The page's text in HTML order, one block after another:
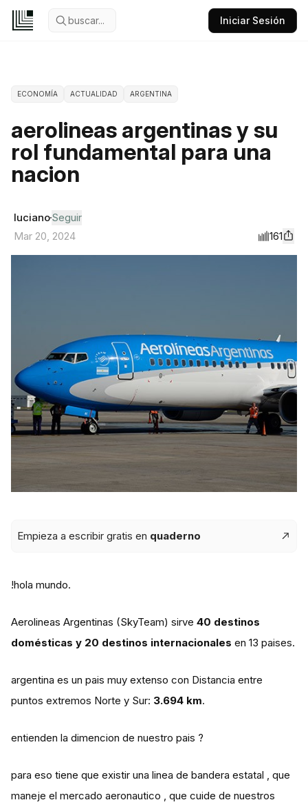
buscar... Iniciar Sesión
ECONOMÍA ACTUALIDAD ARGENTINA
aerolineas argentinas y su
rol fundamental para una
nacion
lucianoSeguir
Mar 20, 2024
161
Empieza a escribir gratis en quaderno
!hola mundo.
Aerolineas Argentinas (SkyTeam) sirve 40 destinos
domésticas y 20 destinos internacionales en 13 paises.
argentina es un pais muy extenso con Distancia entre
puntos extremos Norte y Sur: 3.694 km.
entienden la dimencion de nuestro pais ?
para eso tiene que existir una linea de bandera estatal , que
maneje el mercado aeronautico , que cuide de nuestros